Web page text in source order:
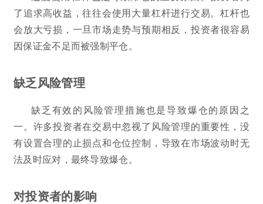
了追求高收益，往往会使用大量杠杆进行交易。杠杆也
会放大亏损，一旦市场走势与预期相反，投资者很容易
因保证金不足而被强制平仓。
缺乏风险管理
缺乏有效的风险管理措施也是导致爆仓的原因之
一。许多投资者在交易中忽视了风险管理的重要性，没
有设置合理的止损点和仓位控制，导致在市场波动时无
法及时应对，最终导致爆仓。
对投资者的影响